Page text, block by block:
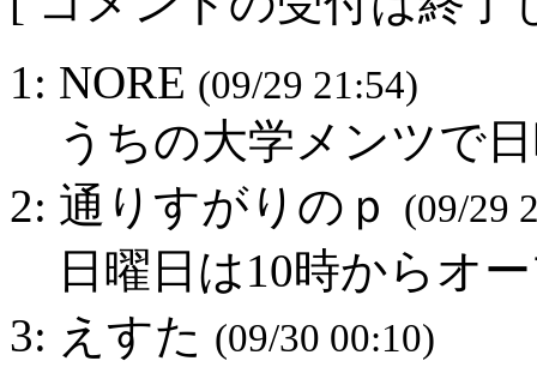
1: NORE (09/29 21:54)
うちの大学メンツで
2: 通りすがりのｐ
(09/29
日曜日は10時からオ
3: えすた (09/30 00:10)